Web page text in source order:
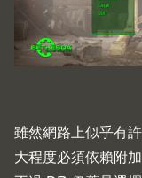
雖然網路上似乎有
大程度必須依賴附